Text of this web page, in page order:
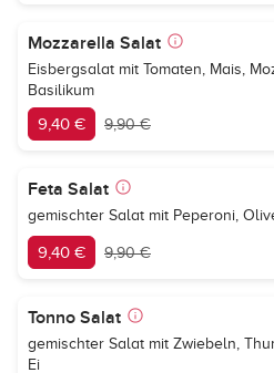
Mozzarella Salat
Eisbergsalat mit Tomaten, Mais,
Basilikum
9,40 € 9,90 €
Feta Salat
gemischter Salat mit Peperoni,
9,40 € 9,90 €
Tonno Salat
gemischter Salat mit Zwiebeln,
Ei